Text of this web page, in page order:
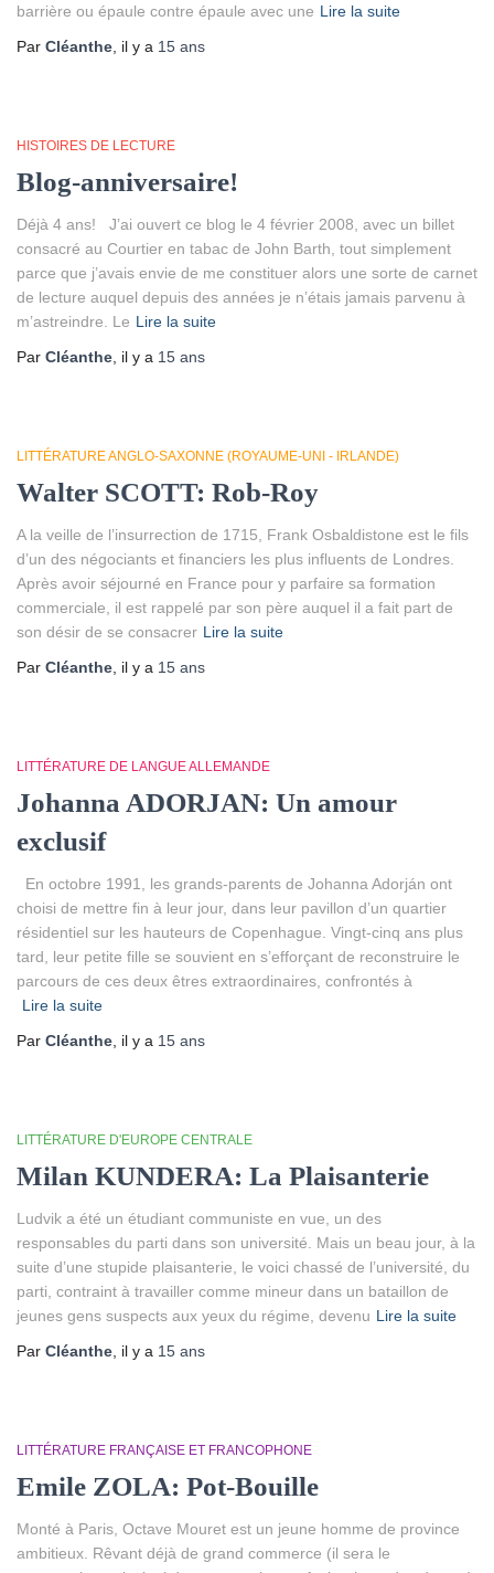
barrière ou épaule contre épaule avec une Lire la suite
Par Cléanthe , il y a 15 ans
HISTOIRES DE LECTURE
Blog-anniversaire!
Déjà 4 ans! J’ai ouvert ce blog le 4 février 2008, avec un billet
consacré au Courtier en tabac de John Barth, tout simplement
parce que j’avais envie de me constituer alors une sorte de carnet
de lecture auquel depuis des années je n’étais jamais parvenu à
m’astreindre. Le Lire la suite
Par Cléanthe , il y a 15 ans
LITTÉRATURE ANGLO-SAXONNE (ROYAUME-UNI - IRLANDE)
Walter SCOTT: Rob-Roy
A la veille de l’insurrection de 1715, Frank Osbaldistone est le fils
d’un des négociants et financiers les plus influents de Londres.
Après avoir séjourné en France pour y parfaire sa formation
commerciale, il est rappelé par son père auquel il a fait part de
son désir de se consacrer Lire la suite
Par Cléanthe , il y a 15 ans
LITTÉRATURE DE LANGUE ALLEMANDE
Johanna ADORJAN: Un amour
exclusif
En octobre 1991, les grands-parents de Johanna Adorján ont
choisi de mettre fin à leur jour, dans leur pavillon d’un quartier
résidentiel sur les hauteurs de Copenhague. Vingt-cinq ans plus
tard, leur petite fille se souvient en s’efforçant de reconstruire le
parcours de ces deux êtres extraordinaires, confrontés à
Lire la suite
Par Cléanthe , il y a 15 ans
LITTÉRATURE D'EUROPE CENTRALE
Milan KUNDERA: La Plaisanterie
Ludvik a été un étudiant communiste en vue, un des
responsables du parti dans son université. Mais un beau jour, à la
suite d’une stupide plaisanterie, le voici chassé de l’université, du
parti, contraint à travailler comme mineur dans un bataillon de
jeunes gens suspects aux yeux du régime, devenu Lire la suite
Par Cléanthe , il y a 15 ans
LITTÉRATURE FRANÇAISE ET FRANCOPHONE
Emile ZOLA: Pot-Bouille
Monté à Paris, Octave Mouret est un jeune homme de province
ambitieux. Rêvant déjà de grand commerce (il sera le